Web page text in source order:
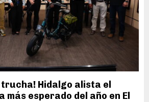
Hidalgo alista el
más esperado del año en El